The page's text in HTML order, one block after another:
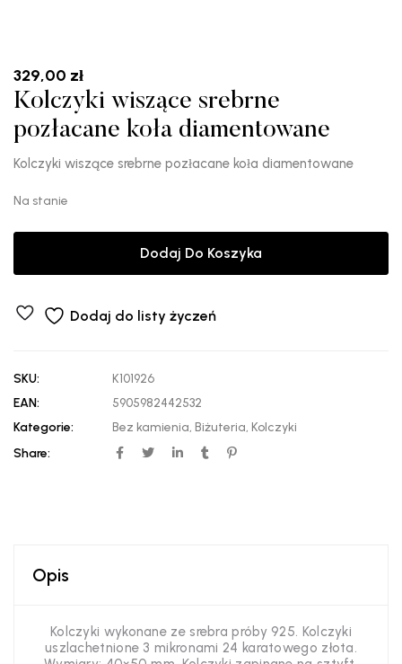
329,00 zł
Kolczyki wiszące srebrne
pozłacane koła diamentowane
Kolczyki wiszące srebrne pozłacane koła diamentowane
Na stanie
Dodaj Do Koszyka
Dodaj do listy życzeń
SKU:
K101926
EAN:
5905982442532
Kategorie:
Bez kamienia, Biżuteria, Kolczyki
Share:
Opis
Kolczyki wykonane ze srebra próby 925. Kolczyki
uszlachetnione 3 mikronami 24 karatowego złota.